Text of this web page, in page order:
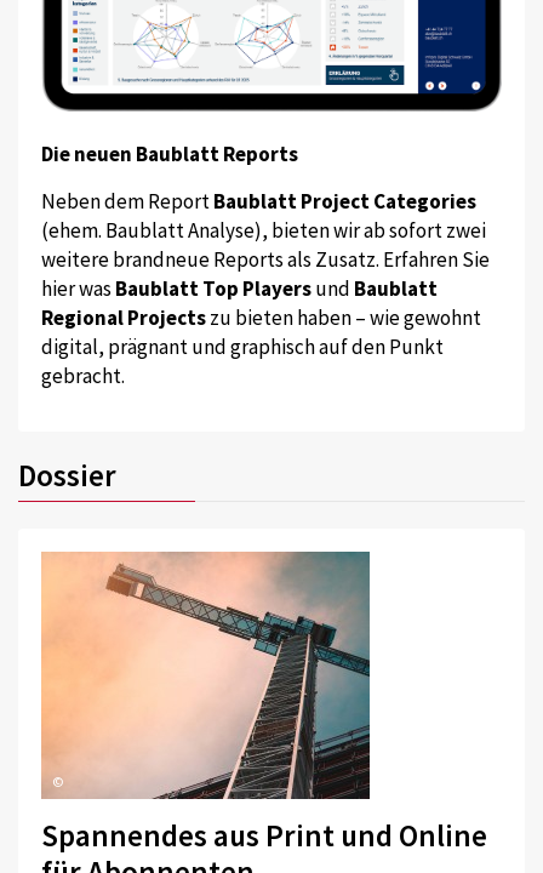
Die neuen Baublatt Reports
Neben dem ReportBaublatt Project Categories
(ehem. Baublatt Analyse), bieten wir ab sofort zwei
weitere brandneue Reports als Zusatz. Erfahren Sie
hier was Baublatt Top Playersund Baublatt
Regional Projectszu bieten haben – wie gewohnt
digital, prägnant und graphisch auf den Punkt
gebracht.
Dossier
©
Spannendes aus Print und Online